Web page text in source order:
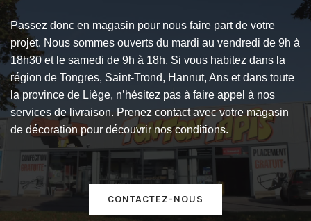
Passez donc en magasin pour nous faire part de votre
projet. Nous sommes ouverts du mardi au vendredi de 9h à
18h30 et le samedi de 9h à 18h. Si vous habitez dans la
région de Tongres, Saint-Trond, Hannut, Ans et dans toute
la province de Liège, n’hésitez pas à faire appel à nos
services de livraison. Prenez contact avec votre magasin
de décoration pour découvrir nos conditions.
CONTACTEZ-NOUS